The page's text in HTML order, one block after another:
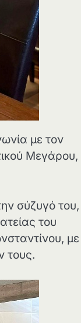
με τον
σύζυγό του,
του
με
τους.